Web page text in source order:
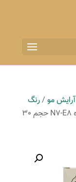
آرایش مو/رنگ
/ کیت رنگ ابرو سانتکس شماره N7-E8 حجم 30